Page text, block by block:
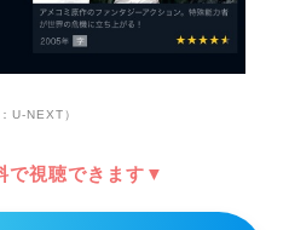
U-NEXT）
で視聴できます▼